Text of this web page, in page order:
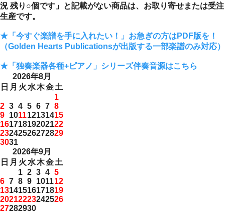
況 残り○個です」と記載がない商品は、お取り寄せまたは受注
生産です。
★「今すぐ楽譜を手に入れたい！」お急ぎの方はPDF版を！
（Golden Hearts Publicationsが出版する一部楽譜のみ対応）
★「独奏楽器各種+ピアノ」シリーズ伴奏音源はこちら
2026年8月
日 月 火 水木金土
1
2 3 4 5 6 7 8
9 101112131415
16171819202122
23242526272829
3031
2026年9月
日 月 火 水木金土
1 2 3 4 5
6 7 8 9 101112
13141516171819
20212223242526
27282930